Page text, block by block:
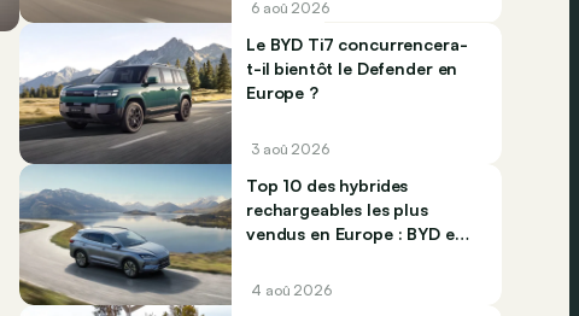
6 aoû 2026
Le BYD Ti7 concurrencera-
t-il bientôt le Defender en
Europe ?
3 aoû 2026
Top 10 des hybrides
rechargeables les plus
vendus en Europe : BYD et
4 aoû 2026